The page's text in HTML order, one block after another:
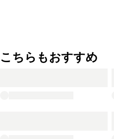
こちらもおすすめ